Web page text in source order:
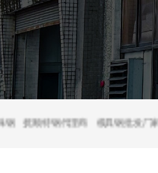
特钢代理商 模具钢批发厂家 模具